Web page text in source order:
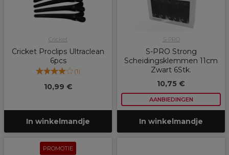
Cricket
Cricket Proclips Ultraclean
6pcs
(1)
10,99 €
In winkelmandje
S-PRO
S-PRO Strong
Scheidingsklemmen 11cm
Zwart 6Stk.
10,75 €
AANBIEDINGEN
In winkelmandje
PROMOTIE